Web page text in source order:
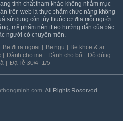
tính chất tham khảo không nhằm mục
trên web là thực phẩm chức năng không
sử dụng còn tùy thuộc cơ địa mỗi người.
mỹ phẩm nên theo hướng dẫn của bác
người có chuyên môn.
Bé đi ra ngoài Bé ngủ
Bé khỏe & an
Dành cho mẹ Dành cho bố
Đồ dùng
Đại lễ 30/4 -1/5
. All Rights Reserved